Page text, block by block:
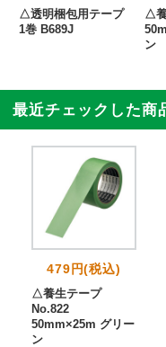
△透明梱包用テープ
1巻 B689J
△
ン
最近チェックした商
479円(税込)
△養生テープ
No.822
50mm×25m グリー
ン